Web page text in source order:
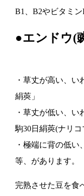
B1、B2やビタミ
●エンドウ(
・草丈が高い、い
絹莢」
・草丈が低い、い
駒30日絹莢(ナリコ
・極端に背の低い
等、があります。
完熟させた豆を食